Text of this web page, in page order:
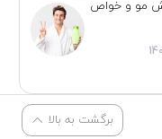
مو و خواص
برگشت به بالا